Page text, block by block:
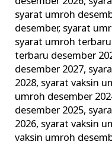
syarat umroh
desember, syarat
syarat umroh
terbaru desember
desember 2027,
2028, syarat vaksin
umroh desember
desember 2025,
2026, syarat vaksin
vaksin umroh